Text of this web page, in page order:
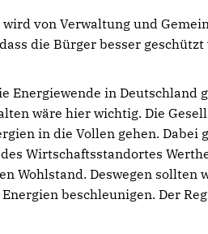
wird von Verwaltung und
die Bürger besser geschützt
Energiewende in
wäre hier wichtig. Die
in die Vollen gehen.
Wirtschaftsstandortes
Wohlstand. Deswegen
beschleunigen. Der